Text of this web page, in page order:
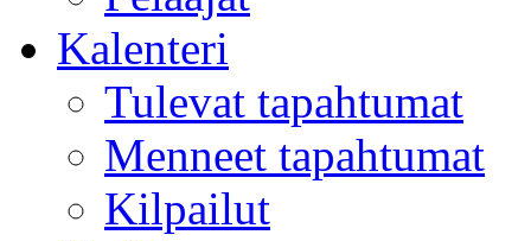
Kalenteri
Tulevat tapahtumat
Menneet tapahtumat
Kilpailut